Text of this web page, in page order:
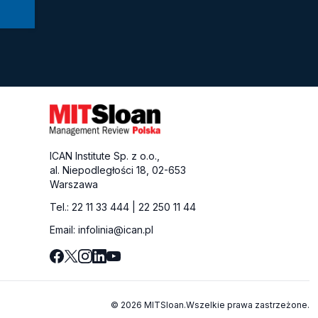
ICAN Institute Sp. z o.o.,
al. Niepodległości 18, 02-653
Warszawa
Tel.: 22 11 33 444| 22 250 11 44
Email: infolinia@ican.pl
© 2026 MITSloan.Wszelkie prawa zastrzeżone.